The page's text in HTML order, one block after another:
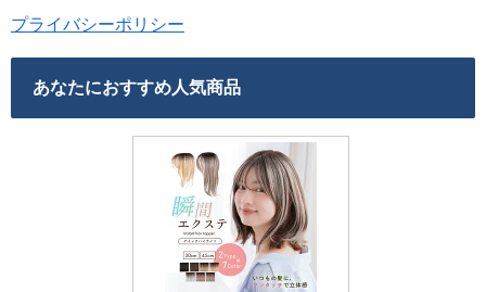
プライバシーポリシー
あなたにおすすめ人気商品